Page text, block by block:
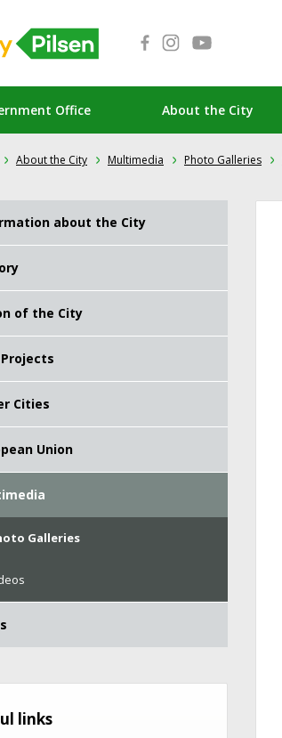
Office About the City
About the City Multimedia Photo Galleries
about the City
of the City
Cities
Union
Galleries
links